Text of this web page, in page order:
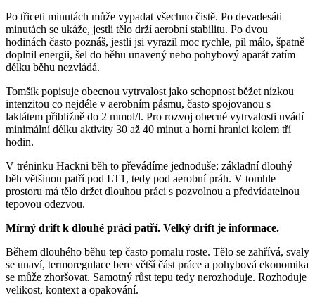
Po třiceti minutách může vypadat všechno čistě. Po devadesáti
minutách se ukáže, jestli tělo drží aerobní stabilitu. Po dvou
hodinách často poznáš, jestli jsi vyrazil moc rychle, pil málo, špatně
doplnil energii, šel do běhu unavený nebo pohybový aparát zatím
délku běhu nezvládá.
Tomšík popisuje obecnou vytrvalost jako schopnost běžet nízkou
intenzitou co nejdéle v aerobním pásmu, často spojovanou s
laktátem přibližně do 2 mmol/l. Pro rozvoj obecné vytrvalosti uvádí
minimální délku aktivity 30 až 40 minut a horní hranici kolem tří
hodin.
V tréninku Hackni běh to převádíme jednoduše: základní dlouhý
běh většinou patří pod LT1, tedy pod aerobní práh. V tomhle
prostoru má tělo držet dlouhou práci s pozvolnou a předvídatelnou
tepovou odezvou.
Mírný drift k dlouhé práci patří. Velký drift je informace.
Během dlouhého běhu tep často pomalu roste. Tělo se zahřívá, svaly
se unaví, termoregulace bere větší část práce a pohybová ekonomika
se může zhoršovat. Samotný růst tepu tedy nerozhoduje. Rozhoduje
velikost, kontext a opakování.